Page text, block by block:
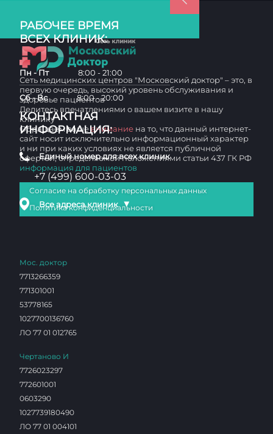
РАБОЧЕЕ ВРЕМЯ
ВСЕХ КЛИНИК:
Пн - Пт 8:00 - 21:00
Сб - Вс 8:00 - 20:00
КОНТАКТНАЯ
ИНФОРМАЦИЯ:
Единый номер для всех клиник
+7 (499) 600-03-03
Все адреса клиник ▼
Сеть медицинских центров "Московский доктор" – это, в
первую очередь, высокий уровень обслуживания и
здоровье пациентов
Делитесь впечатлениями о вашем визите в нашу
клинику
Обращаем вашевнимание на то, что данный интернет-
сайт носит исключительно информационный характер
и ни при каких условиях не является публичной
офертой, определяемой положениями статьи 437 ГК РФ
информация для пациентов
Согласие на обработку персональных данных
Политика конфиденциальности
Мос. доктор
7713266359
771301001
53778165
1027700136760
ЛО 77 01 012765
Чертаново И
7726023297
772601001
0603290
1027739180490
ЛО 77 01 004101